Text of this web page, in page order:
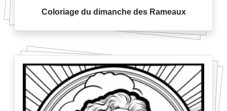
Coloriage du dimanche des Rameaux